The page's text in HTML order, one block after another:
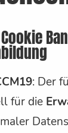
: Der
für die